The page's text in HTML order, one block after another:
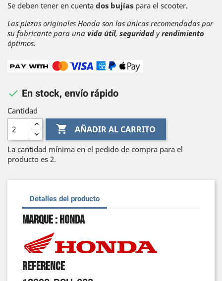
Se deben tener en cuenta dos bujías para el scooter.
Las piezas originales Honda son las únicas recomendadas por
su fabricante para una vida útil, seguridadyrendimiento
óptimos.
 En stock, envío rápido
Cantidad
 AÑADIR AL CARRITO
La cantidad mínima en el pedido de compra para el
producto es 2.
Detalles del producto
Marque : Honda
Reference